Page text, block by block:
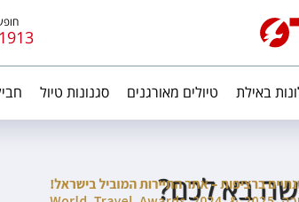
באילת טיולים מאורגנים סגנונות טיול
בא לכם?